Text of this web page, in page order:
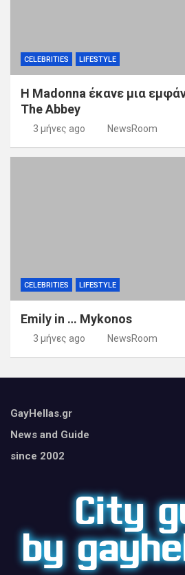
CELEBRITIES LIFESTYLE
Η Madonna έκανε μια
The Abbey
3 μήνες ago NewsRoom
CELEBRITIES LIFESTYLE
Emily in … Mykonos
3 μήνες ago NewsRoom
GayHellas.gr
News and Guide
since 2002